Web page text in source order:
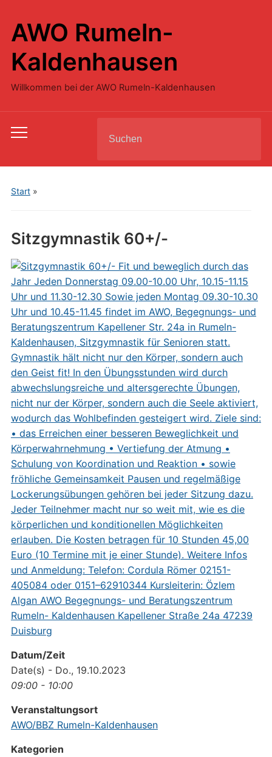
AWO Rumeln-
Kaldenhausen
Willkommen bei der AWO Rumeln-Kaldenhausen
Toggle
menu
for:
Start»
Sitzgymnastik 60+/-
Datum/Zeit
Date(s) - Do., 19.10.2023
09:00 - 10:00
Veranstaltungsort
AWO/BBZ Rumeln-Kaldenhausen
Kategorien